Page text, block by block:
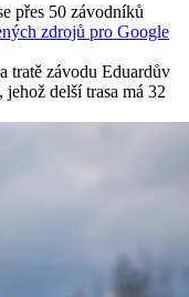
přes 50 závodníků
zdrojů pro Google
tratě závodu Eduardův
delší trasa má 32